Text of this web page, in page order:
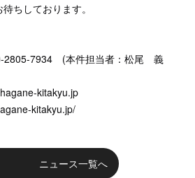
ちしております。
2805-7934 (本件担当者：松尾 義
kitakyu.jp
kitakyu.jp/
ニュース一覧へ